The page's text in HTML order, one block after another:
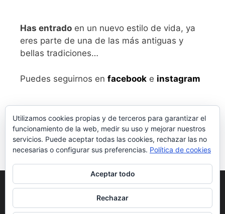
Has entrado en un nuevo estilo de vida, ya
eres parte de una de las más antiguas y
bellas tradiciones…
Puedes seguirnos en facebook e instagram
Aviso legaly Política de Privacidad
Condiciones generales de compra
Utilizamos cookies propias y de terceros para garantizar el
funcionamiento de la web, medir su uso y mejorar nuestros
servicios. Puede aceptar todas las cookies, rechazar las no
necesarias o configurar sus preferencias. Política de cookies
Aceptar todo
Rechazar